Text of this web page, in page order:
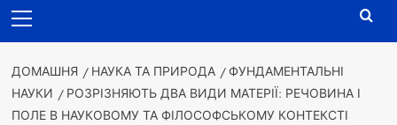
меню
ДОМАШНЯ НАУКА ТА ПРИРОДА
ФУНДАМЕНТАЛЬНІ
НАУКИ
РОЗРІЗНЯЮТЬ ДВА ВИДИ МАТЕРІЇ: РЕЧОВИНА І
ПОЛЕ В НАУКОВОМУ ТА ФІЛОСОФСЬКОМУ КОНТЕКСТІ